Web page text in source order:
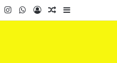
YouTubeInstagramWhatsApp
Log InRandom Article